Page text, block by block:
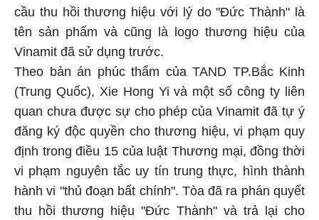
cầu thu hồi thương hiệu với lý do "Đức Thành" là
tên sản phẩm và cũng là logo thương hiệu của
Vinamit đã sử dụng trước.
Theo bản án phúc thẩm của TAND TP.Bắc Kinh
(Trung Quốc), Xie Hong Yi và một số công ty liên
quan chưa được sự cho phép của Vinamit đã tự ý
đăng ký độc quyền cho thương hiệu, vi phạm quy
định trong điều 15 của luật Thương mại, đồng thời
vi phạm nguyên tắc uy tín trung thực, hình thành
hành vi "thủ đoạn bất chính". Tòa đã ra phán quyết
thu hồi thương hiệu "Đức Thành" và trả lại cho